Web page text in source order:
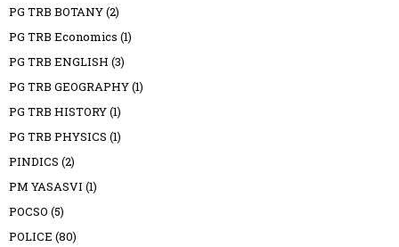
PG TRB BOTANY(2)
PG TRB Economics (1)
PG TRB ENGLISH (3)
PG TRB GEOGRAPHY(1)
PG TRB HISTORY(1)
PG TRB PHYSICS (1)
PINDICS (2)
PM YASASVI (1)
POCSO (5)
POLICE (80)